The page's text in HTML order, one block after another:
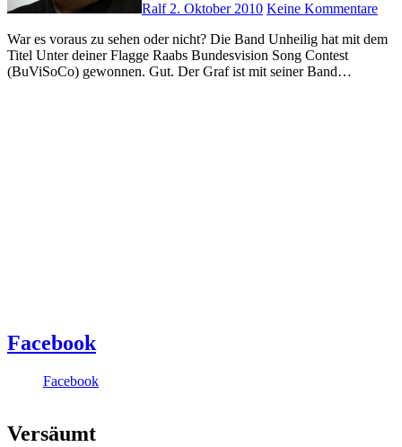
Ralf2. Oktober 2010 Keine Kommentare
War es voraus zu sehen oder nicht? Die Band Unheilig hat mit dem
Titel Unter deiner Flagge Raabs Bundesvision Song Contest
(BuViSoCo) gewonnen. Gut. Der Graf ist mit seiner Band…
Facebook
Facebook
Versäumt